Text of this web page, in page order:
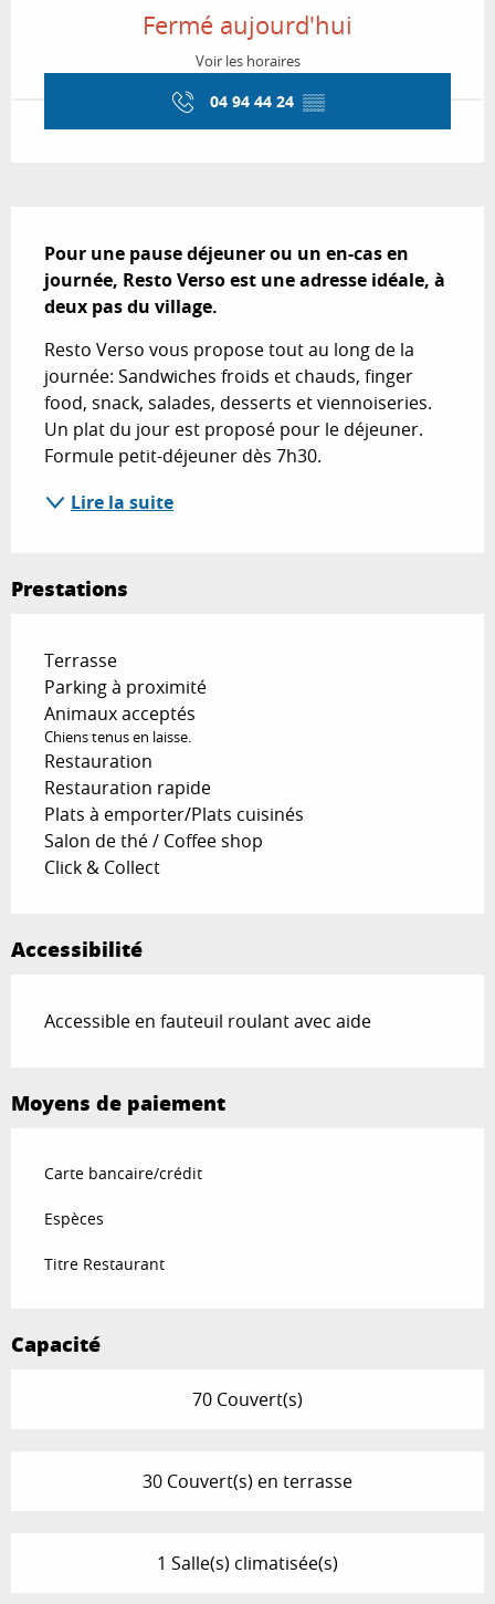
Fermé aujourd'hui
Voir les horaires
04 94 44 24 ▒▒
Pour une pause déjeuner ou un en-cas en
journée, Resto Verso est une adresse idéale, à
deux pas du village.
Resto Verso vous propose tout au long de la
journée: Sandwiches froids et chauds, finger
food, snack, salades, desserts et viennoiseries.
Un plat du jour est proposé pour le déjeuner.
Formule petit-déjeuner dès 7h30.
Lire la suite
Prestations
Terrasse
Parking à proximité
Animaux acceptés
Chiens tenus en laisse.
Restauration
Restauration rapide
Plats à emporter/Plats cuisinés
Salon de thé / Coffee shop
Click & Collect
Accessibilité
Accessible en fauteuil roulant avec aide
Moyens de paiement
Carte bancaire/crédit
Espèces
Titre Restaurant
Capacité
70 Couvert(s)
30 Couvert(s) en terrasse
1 Salle(s) climatisée(s)